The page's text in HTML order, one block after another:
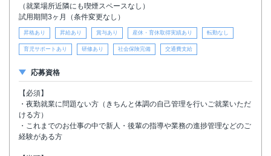
（就業場所近隣にも喫煙スペースなし）
試用期間3ヶ月（条件変更なし）
昇格あり 昇給あり 賞与あり 産休・育休取得実績あり 転勤なし
育児サポートあり 研修あり 社会保険完備 交通費支給
応募資格
【必須】
・夜勤就業に問題ない方（きちんと体調の自己管理を行いご就業いただ
ける方）
・これまでのお仕事の中で新人・後輩の指導や業務の進捗管理などのご
経験がある方